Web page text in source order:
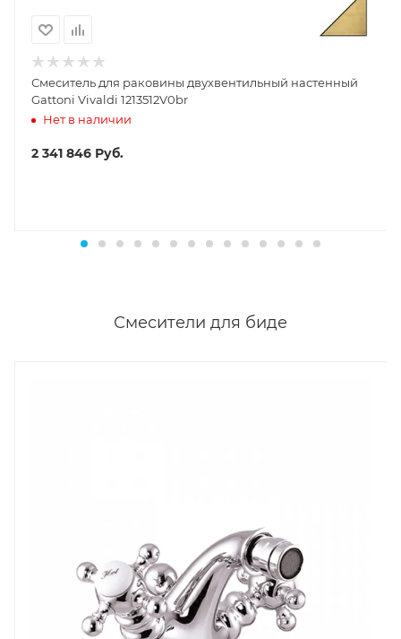
Смеситель для раковины двухвентильный настенный
Gattoni Vivaldi 1213512V0br
Нет в наличии
2 341 846 Руб.
Смесители для биде